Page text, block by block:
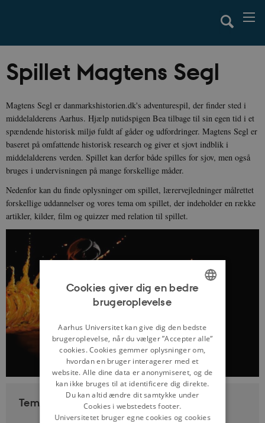
Spillet Magtens Segl
Magtens Segl er danmarkshistorien.dk's adventurespil, der finder sted i
middelalderens Aarhus. Hjælp nutidspigen Bea tilbage til sin egen tid i et
spændende historisk miljø fuldt af gåder og udfordringer. Magtens Segl er
baseret på omfattende historisk research og giver et sjovt indblik i
middelalderens verden. Spillet kan derfor både spilles for sjov, men også
bruges i undervisningen på mange forskellige måder.
Nedenfor kan du finde oplysninger om spillet, lærervejledninger målrettet
forskellige uddannelser og vores tema om spillet, der indeholder en række
artikler, kilder, film og quizzer med relation til spillet.
Tema om Magtens Segl
DANISH
Cookies giver dig en bedre
brugeroplevelse
Aarhus Universitet kan give dig den bedste
brugeroplevelse, når du vælger ”Accepter alle”
cookies. Cookies gemmer oplysninger om,
hvordan en bruger interagerer med et
website. Alle dine data er anonymiseret, og de
kan ikke bruges til at identificere dig direkte.
Du kan altid ændre dit samtykke under
Cookies i webstedets footer.
Universitetet bruger egne cookies og cookies